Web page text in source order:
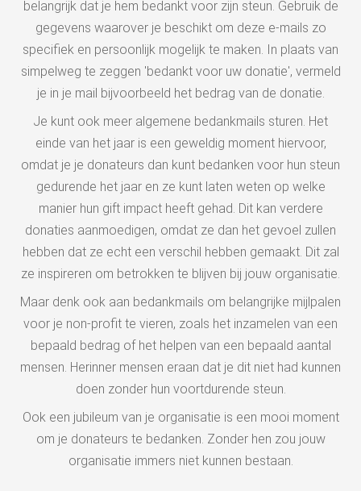
belangrijk dat je hem bedankt voor zijn steun. Gebruik de
gegevens waarover je beschikt om deze e-mails zo
specifiek en persoonlijk mogelijk te maken. In plaats van
simpelweg te zeggen 'bedankt voor uw donatie', vermeld
je in je mail bijvoorbeeld het bedrag van de donatie.
Je kunt ook meer algemene bedankmails sturen. Het
einde van het jaar is een geweldig moment hiervoor,
omdat je je donateurs dan kunt bedanken voor hun steun
gedurende het jaar en ze kunt laten weten op welke
manier hun gift impact heeft gehad. Dit kan verdere
donaties aanmoedigen, omdat ze dan het gevoel zullen
hebben dat ze echt een verschil hebben gemaakt. Dit zal
ze inspireren om betrokken te blijven bij jouw organisatie.
Maar denk ook aan bedankmails om belangrijke mijlpalen
voor je non-profit te vieren, zoals het inzamelen van een
bepaald bedrag of het helpen van een bepaald aantal
mensen. Herinner mensen eraan dat je dit niet had kunnen
doen zonder hun voortdurende steun.
Ook een jubileum van je organisatie is een mooi moment
om je donateurs te bedanken. Zonder hen zou jouw
organisatie immers niet kunnen bestaan.